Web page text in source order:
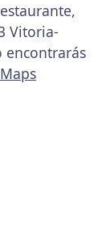
Vitoria-
encontrarás